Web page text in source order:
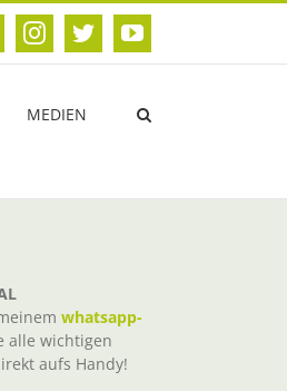
Instagram
TwitterYouTube
MEDIEN
whatsapp-
alle wichtigen
aufs Handy!